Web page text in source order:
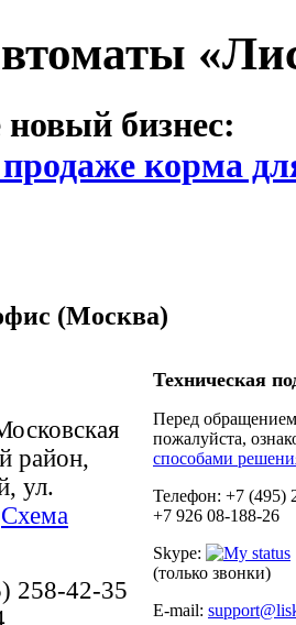
бизнес:
корма
(Москва)
район,
ул.
Схема
258-42-35
Техническая
Перед
пожалуйста,
способами
Телефон: +7 (495)
+7 926 08-188-26
Skype:
(только звонки)
E-mail: